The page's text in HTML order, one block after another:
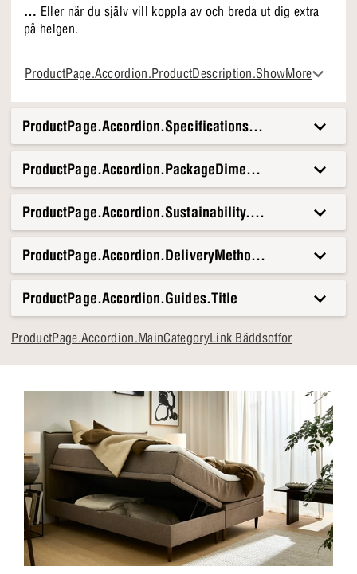
… Eller när du själv vill koppla av och breda ut dig extra
på helgen.
Du kan gå från soffa till säng på några sekunder. Inga
krångliga handtag, inga halvtunga lyft – bara en glidande
rörelse och en lätt hand på madrassen.
Oavsett om det är du, en gäst eller en övernattande
tonåring som ska använda den, kan alla lista ut det. Och
alla ligger bekvämt.
Det är enkelt att välja Innovation Living - Havanna
Smalt design med lång liggyta
Liggmått: 115 x 210 cm – gott om plats för både
vardagsbruk och gäster
ProductPage.Accordion.ProductDescription.ShowMore
ProductPage.Accordion.Specifications.Title
ProductPage.Accordion.Sustainability.Title
ProductPage.Accordion.DeliveryMethods.Title
ProductPage.Accordion.Guides.Title
ProductPage.Accordion.MainCategoryLink Bäddsoffor